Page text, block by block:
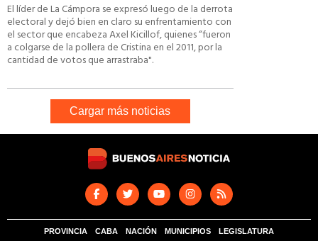
El líder de La Cámpora se expresó luego de la derrota
electoral y dejó bien en claro su enfrentamiento con
el sector que encabeza Axel Kicillof, quienes “fueron
a colgarse de la pollera de Cristina en el 2011, por la
cantidad de votos que arrastraba".
Cargar más noticias
PROVINCIA CABA NACIÓN MUNICIPIOS LEGISLATURA